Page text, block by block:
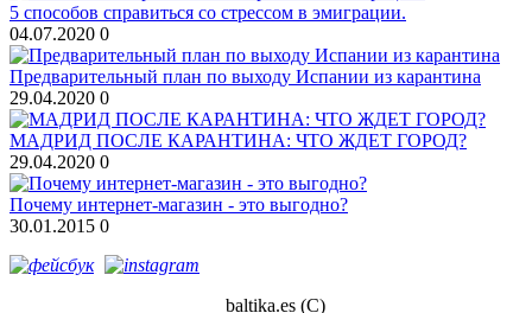
5 способов справиться со стрессом в эмиграции.
04.07.2020 0
Предварительный план по выходу Испании из карантина
29.04.2020 0
МАДРИД ПОСЛЕ КАРАНТИНА: ЧТО ЖДЕТ ГОРОД?
29.04.2020 0
Почему интернет-магазин - это выгодно?
30.01.2015 0
baltika.es (С)